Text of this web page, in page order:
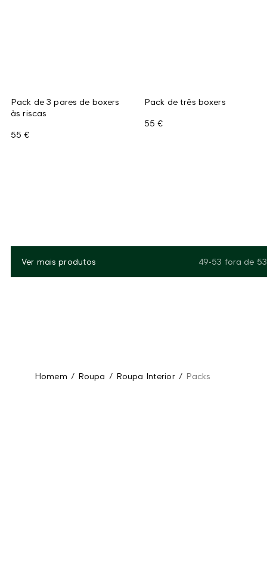
Pack de 3 pares de boxers
às riscas
55 €
Pack de três boxers
55 €
Ver mais produtos 49-53 fora de 53
Homem / Roupa / Roupa Interior / Packs